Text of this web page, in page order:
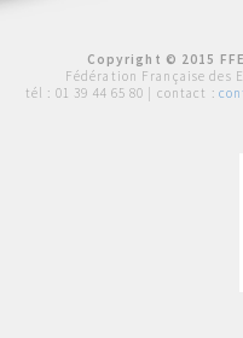
Copyright © 2015
Fédération Française des
tél : 01 39 44 65 80 | contact :